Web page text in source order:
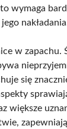
wymaga
w zapachu.
się
większe